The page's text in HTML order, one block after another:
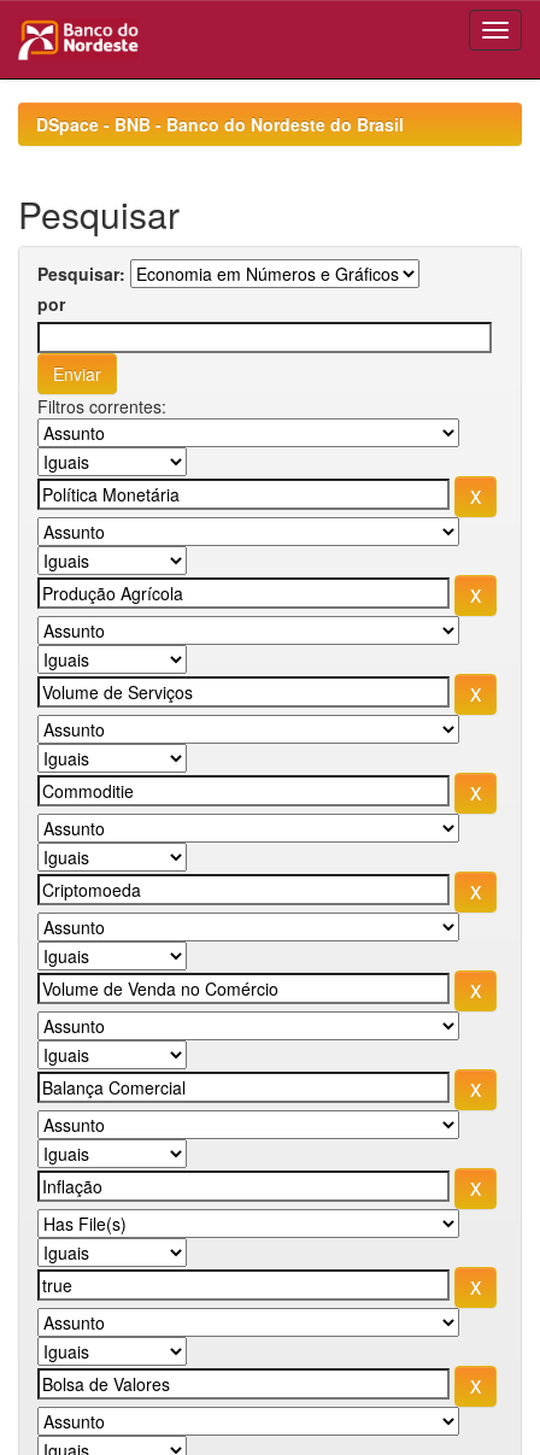
navigationDSpace - BNB - Banco do Nordeste do Brasil
Pesquisar
Pesquisar:
por
Filtros correntes: